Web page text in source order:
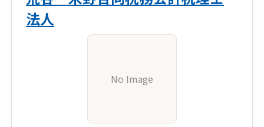
法人
No Image